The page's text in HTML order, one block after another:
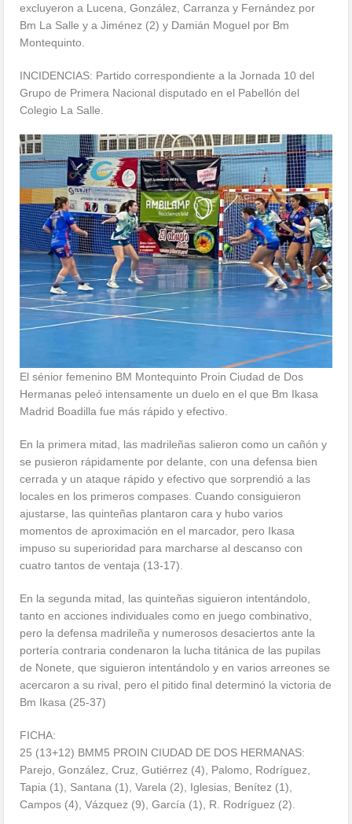
excluyeron a Lucena, González, Carranza y Fernández por
Bm La Salle y a Jiménez (2) y Damián Moguel por Bm
Montequinto.
INCIDENCIAS: Partido correspondiente a la Jornada 10 del
Grupo de Primera Nacional disputado en el Pabellón del
Colegio La Salle.
El sénior femenino BM Montequinto Proin Ciudad de Dos
Hermanas peleó intensamente un duelo en el que Bm Ikasa
Madrid Boadilla fue más rápido y efectivo.
En la primera mitad, las madrileñas salieron como un cañón y
se pusieron rápidamente por delante, con una defensa bien
cerrada y un ataque rápido y efectivo que sorprendió a las
locales en los primeros compases. Cuando consiguieron
ajustarse, las quinteñas plantaron cara y hubo varios
momentos de aproximación en el marcador, pero Ikasa
impuso su superioridad para marcharse al descanso con
cuatro tantos de ventaja (13-17).
En la segunda mitad, las quinteñas siguieron intentándolo,
tanto en acciones individuales como en juego combinativo,
pero la defensa madrileña y numerosos desaciertos ante la
portería contraria condenaron la lucha titánica de las pupilas
de Nonete, que siguieron intentándolo y en varios arreones se
acercaron a su rival, pero el pitido final determinó la victoria de
Bm Ikasa (25-37)
FICHA:
25 (13+12) BMM5 PROIN CIUDAD DE DOS HERMANAS:
Parejo, González, Cruz, Gutiérrez (4), Palomo, Rodríguez,
Tapia (1), Santana (1), Varela (2), Iglesias, Benítez (1),
Campos (4), Vázquez (9), García (1), R. Rodríguez (2).